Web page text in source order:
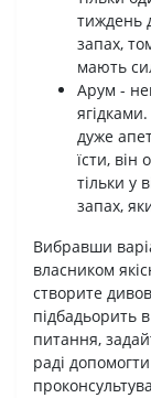
тиждень
запах,
мають
Арум -
дуже
їсти,
тільки у
запах,
Вибравши
власником
створите
підбадьорить
питання,
раді